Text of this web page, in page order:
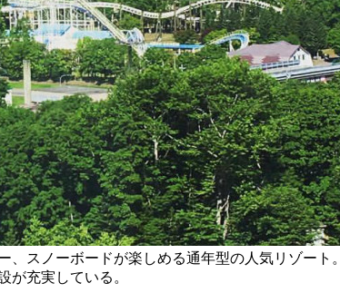
スノーボードが楽しめる通年型の人気リゾート。
が充実している。